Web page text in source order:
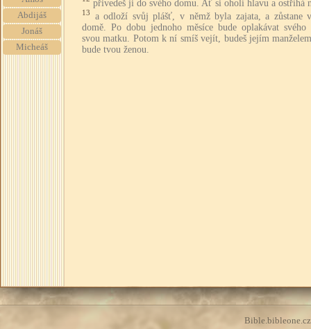
Abdijáš
Jonáš
Micheáš
přivedeš ji do svého domu. Ať si oholí hlavu a ostříhá
13
a odloží svůj plášť, v němž byla zajata, a zůstane
domě. Po dobu jednoho měsíce bude oplakávat svého
svou matku. Potom k ní smíš vejít, budeš jejím
bude tvou ženou.